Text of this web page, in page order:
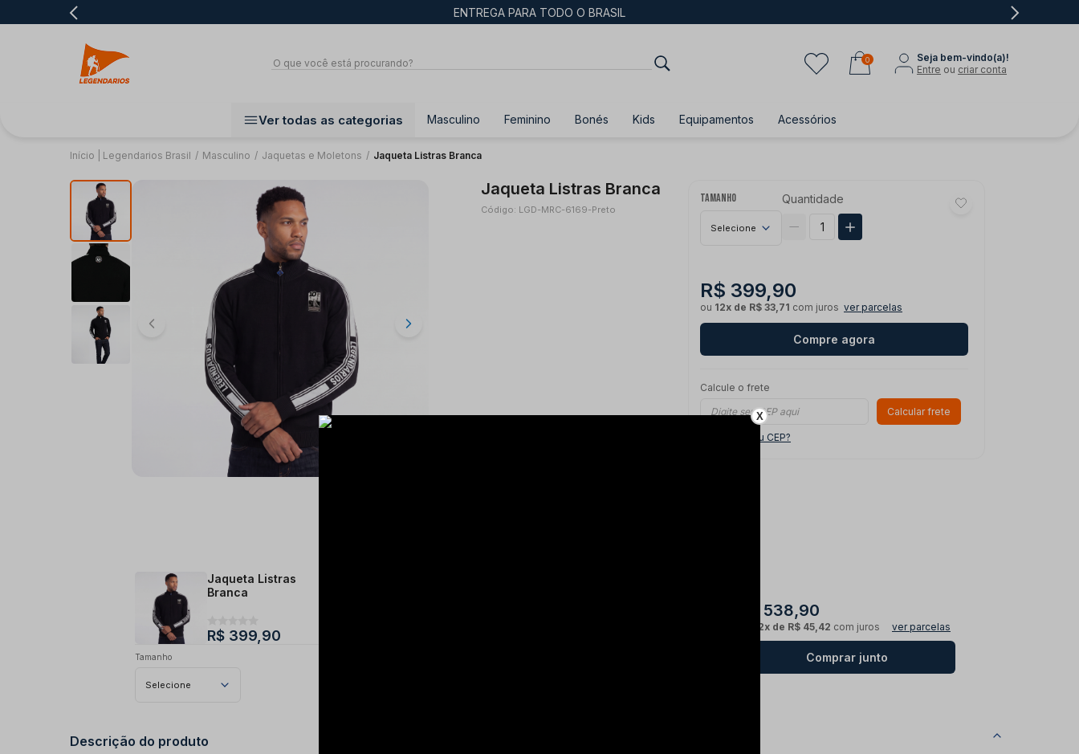
ENTREGA PARA TODO O BRASIL
0
Seja bem-vindo(a)!
Entre ou criar conta
Ver todas as categorias Masculino Feminino Bonés Kids Equipamentos Acessórios
Início | Legendarios Brasil / Masculino / Jaquetas e Moletons / Jaqueta Listras Branca
Jaqueta Listras Branca
Código: LGD-MRC-6169-Preto
Tamanho
Selecione
Quantidade
R$ 399,90
ou 12x de R$ 33,71 com juros ver parcelas
Compre agora
Calcule o frete
Calcular frete
Não sei meu CEP?
Jaqueta Listras
Branca
R$ 399,90
Tamanho
Selecione
R$ 538,90
12x de R$ 45,42 com juros ver parcelas
Comprar junto
Descrição do produto
X